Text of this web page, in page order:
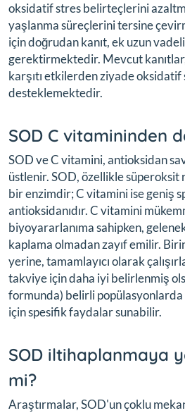
oksidatif stres belirteçlerini
yaşlanma süreçlerini tersine
için doğrudan kanıt, ek uzun
gerektirmektedir. Mevcut
karşıtı etkilerden ziyade oksidatif
desteklemektedir.
SOD C vitamininden
SOD ve C vitamini, antioksidan
üstlenir. SOD, özellikle
bir enzimdir; C vitamini ise geniş
antioksidanıdır. C vitamini
biyoyararlanıma sahipken,
kaplama olmadan zayıf emilir.
yerine, tamamlayıcı olarak
takviye için daha iyi belirlenmiş
formunda) belirli popülasyonlarda
için spesifik faydalar sunabilir.
SOD iltihaplanmaya
mi?
Araştırmalar, SOD'un çoklu